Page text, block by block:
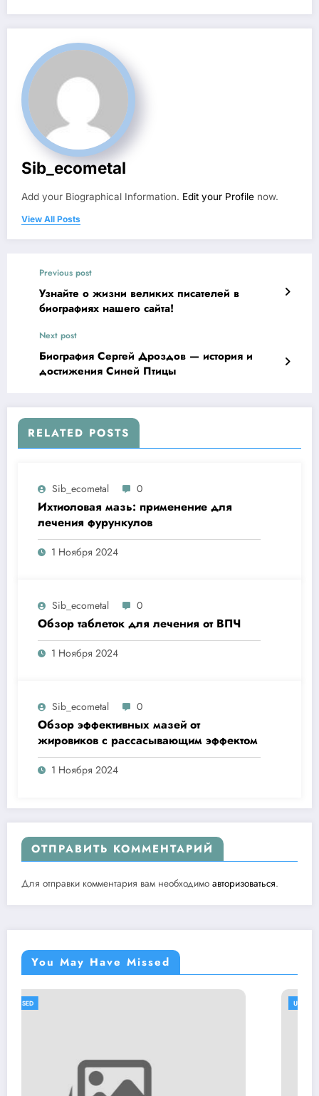
Sib_ecometal
Add your Biographical Information. Edit your Profile now.
View All Posts
Previous post
Узнайте о жизни великих писателей в
биографиях нашего сайта!
Next post
Биография Сергей Дроздов — история и
достижения Синей Птицы
RELATED POSTS
Sib_ecometal 0
Ихтиоловая мазь: применение для
лечения фурункулов
1 Ноября 2024
Sib_ecometal 0
Обзор таблеток для лечения от ВПЧ
1 Ноября 2024
Sib_ecometal 0
Обзор эффективных мазей от
жировиков с рассасывающим эффектом
1 Ноября 2024
ОТПРАВИТЬ КОММЕНТАРИЙ
Для отправки комментария вам необходимо авторизоваться.
You May Have Missed